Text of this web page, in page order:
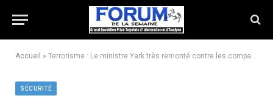
Accueil » Terrorisme : Le ministre Yark très remonté contre les compatriotes «complices»
SÉCURITÉ